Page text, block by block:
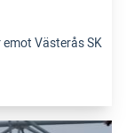
Västerås SK